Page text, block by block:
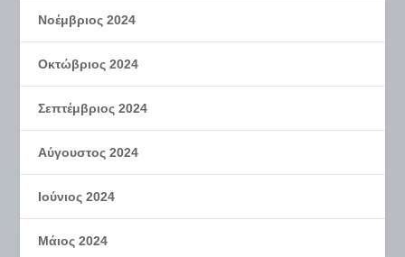
Νοέμβριος 2024
Οκτώβριος 2024
Σεπτέμβριος 2024
Αύγουστος 2024
Ιούνιος 2024
Μάιος 2024